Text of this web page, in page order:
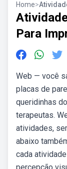
Home>
Para
Web — você
placas de
queridinhas
terapeutas.
atividades,
abaixo
cada